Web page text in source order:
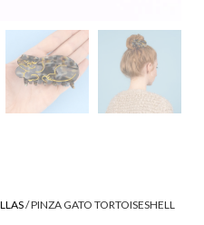
/ PINZA GATO TORTOISESHELL